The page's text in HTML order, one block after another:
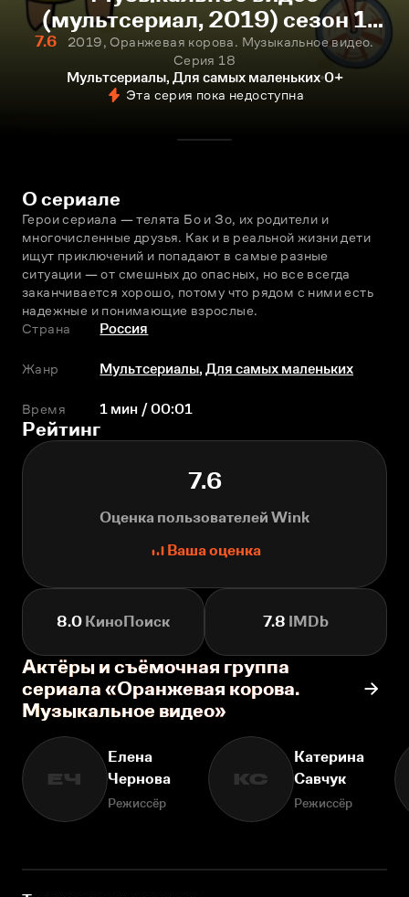
(мультсериал, 2019) сезон 1
серия 18 смотреть онлайн
7.6
2019, Оранжевая корова. Музыкальное видео.
Серия 18
Мультсериалы, Для самых маленьких 0+
Эта серия пока недоступна
О сериале
Герои сериала — телята Бо и Зо, их родители и
многочисленные друзья. Как и в реальной жизни дети
ищут приключений и попадают в самые разные
ситуации — от смешных до опасных, но всe всегда
заканчивается хорошо, потому что рядом с ними есть
надежные и понимающие взрослые.
Страна
Россия
Жанр Мультсериалы,Для самых маленьких
Время 1 мин / 00:01
Рейтинг
7.6
Оценка пользователей Wink
Ваша оценка
8.0 КиноПоиск 7.8 IMDb
Актёры и съёмочная группа
сериала «Оранжевая корова.
Музыкальное видео»
ЕЧ
Елена
Чернова
Режиссёр
КС
Катерина
Савчук
Режиссёр